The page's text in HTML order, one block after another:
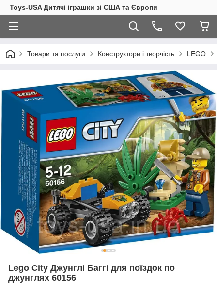
Toys-USA Дитячі іграшки зі США та Європи
Товари та послуги Конструктори і творчість LEGO
Lego City Джунглі Баггі для поїздок по
джунглях 60156